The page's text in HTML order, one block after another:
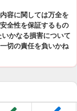
容に関しては万全を
全性を保証するもの
かなる損害について
切の責任を負いかね